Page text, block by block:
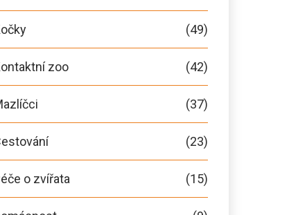
(49)
zoo (42)
(37)
(23)
o zvířata (15)